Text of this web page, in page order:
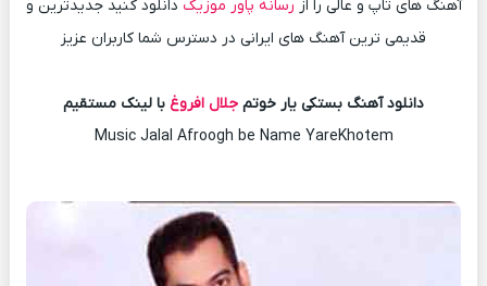
آهنگ های تاپ و عالی را از رسانه پاور موزیک دانلود کنید جدیدترین و
قدیمی ترین آهنگ های ایرانی در دسترس شما کاربران عزیز
دانلود آهنگ بستکی یار خوتم جلال افروغ با لینک مستقیم
Music Jalal Afroogh be Name YareKhotem